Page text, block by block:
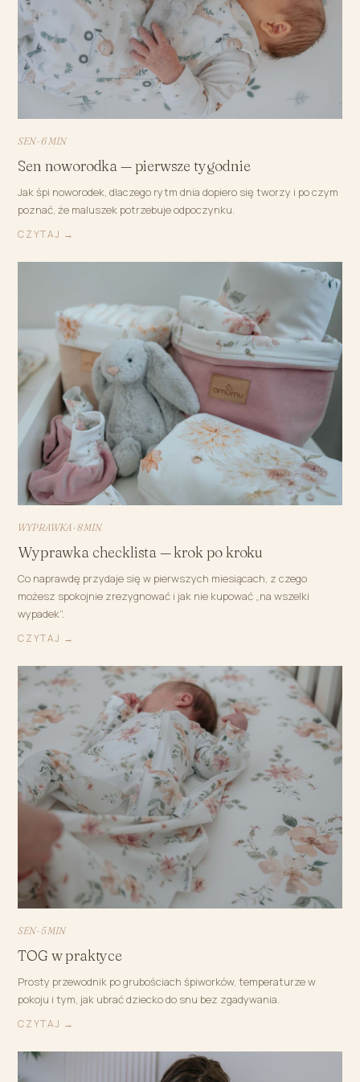
SEN · 6 MIN
Sen noworodka — pierwsze tygodnie
Jak śpi noworodek, dlaczego rytm dnia dopiero się tworzy i po czym
poznać, że maluszek potrzebuje odpoczynku.
CZYTAJ →
WYPRAWKA · 8 MIN
Wyprawka checklista — krok po kroku
Co naprawdę przydaje się w pierwszych miesiącach, z czego
możesz spokojnie zrezygnować i jak nie kupować „na wszelki
wypadek”.
CZYTAJ →
SEN · 5 MIN
TOG w praktyce
Prosty przewodnik po grubościach śpiworków, temperaturze w
pokoju i tym, jak ubrać dziecko do snu bez zgadywania.
CZYTAJ →